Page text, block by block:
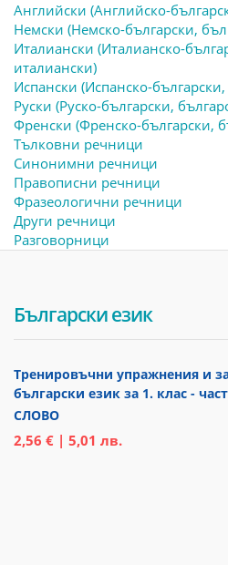
Английски (Английско-
Немски (Немско-български,
Италиански (Италианско-
италиански)
Испански (Испанско-
Руски (Руско-български,
Френски (Френско-български,
Тълковни речници
Синонимни речници
Правописни речници
Фразеологични речници
Други речници
Разговорници
Български език
Тренировъчни упражнения и
български език за 1. клас -
СЛОВО
2,56 € | 5,01 лв.